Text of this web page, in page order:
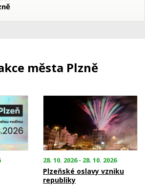
města Plzně
28. 10. 2026 - 28. 10. 2026
Plzeňské oslavy vzniku
republiky